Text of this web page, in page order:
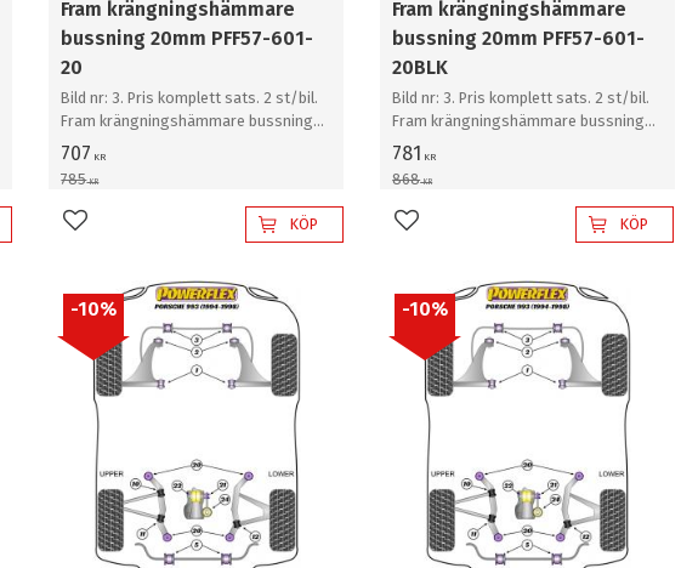
Fram krängningshämmare
bussning 20mm PFF57-601-
20
Bild nr: 3. Pris komplett sats. 2 st/bil.
Fram krängningshämmare bussning
20mm
707 KR
785KR
Lägg till i favoriter KÖP
Fram krängningshämmare
bussning 20mm PFF57-601-
20BLK
Bild nr: 3. Pris komplett sats. 2 st/bil.
Fram krängningshämmare bussning
20mm
781 KR
868KR
Lägg till i favoriter KÖP
10% 10%